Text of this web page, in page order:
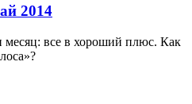
2014
все в хороший плюс. Как